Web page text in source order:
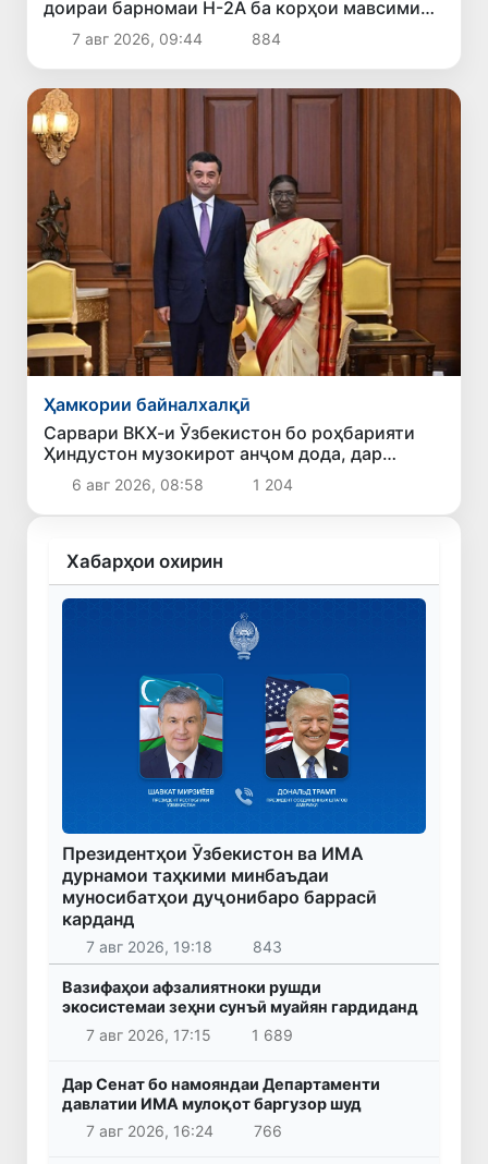
доираи барномаи H-2A ба корҳои мавсимии
кишоварзӣ дар ИМА сафарбар шаванд
7 авг 2026, 09:44 884
Ҳамкории байналхалқӣ
Сарвари ВКХ-и Ӯзбекистон бо роҳбарияти
Ҳиндустон музокирот анҷом дода, дар
Форуми соҳибкории Ӯзбекистону Ҳиндустон
иштирок кард
6 авг 2026, 08:58 1 204
Хабарҳои охирин
Президентҳои Ӯзбекистон ва ИМА
дурнамои таҳкими минбаъдаи
муносибатҳои дуҷонибаро баррасӣ
карданд
7 авг 2026, 19:18 843
Вазифаҳои афзалиятноки рушди
экосистемаи зеҳни сунъӣ муайян гардиданд
7 авг 2026, 17:15
1 689
Дар Сенат бо намояндаи Департаменти
давлатии ИМА мулоқот баргузор шуд
7 авг 2026, 16:24
766